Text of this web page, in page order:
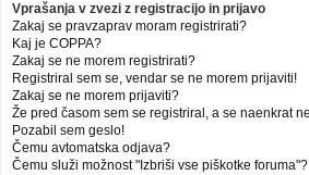
Vprašanja v zvezi z registracijo in prijavo
Zakaj se pravzaprav moram registrirati?
Kaj je COPPA?
Zakaj se ne morem registrirati?
Registriral sem se, vendar se ne morem prijaviti!
Zakaj se ne morem prijaviti?
Že pred časom sem se registriral, a se naenkrat
Pozabil sem geslo!
Čemu avtomatska odjava?
Čemu služi možnost "Izbriši vse piškotke foruma"?